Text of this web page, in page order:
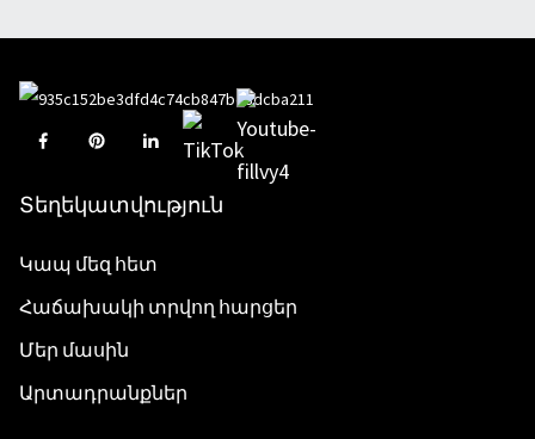
Տեղեկատվություն
Կապ մեզ հետ
Հաճախակի տրվող հարցեր
Մեր մասին
Արտադրանքներ